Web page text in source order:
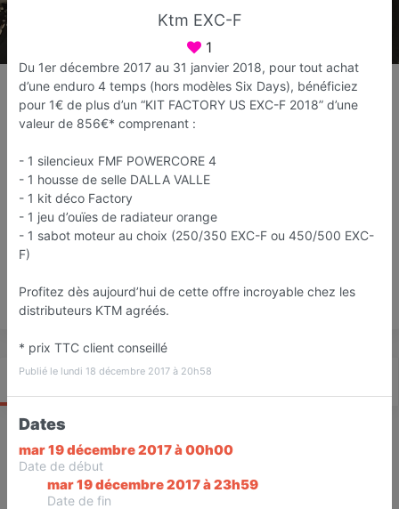
Nikita Bike
Concessionnaire 2 roues
Fréjus
Favori Contacter
Ouvre dès 14:30
Save
Actualité Catalogue
OFFRE
Ktm EXC-F
1
Du 1er décembre 2017 au 31 janvier 2018, pour tout achat
d’une enduro 4 temps (hors modèles Six Days), bénéficiez
pour 1€ de plus d’un “KIT FACTORY US EXC-F 2018” d’une
valeur de 856€* comprenant :
- 1 silencieux FMF POWERCORE 4
- 1 housse de selle DALLA VALLE
- 1 kit déco Factory
- 1 jeu d’ouïes de radiateur orange
- 1 sabot moteur au choix (250/350 EXC-F ou 450/500 EXC-
F)
Profitez dès aujourd’hui de cette offre incroyable chez les
distributeurs KTM agréés.
* prix TTC client conseillé
Publié le lundi 18 décembre 2017 à 20h58
Dates
mar 19 décembre 2017 à 00h00
Date de début
mar 19 décembre 2017 à 23h59
Date de fin